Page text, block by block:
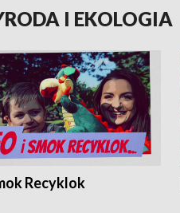
I EKOLOGIA
Recyklok